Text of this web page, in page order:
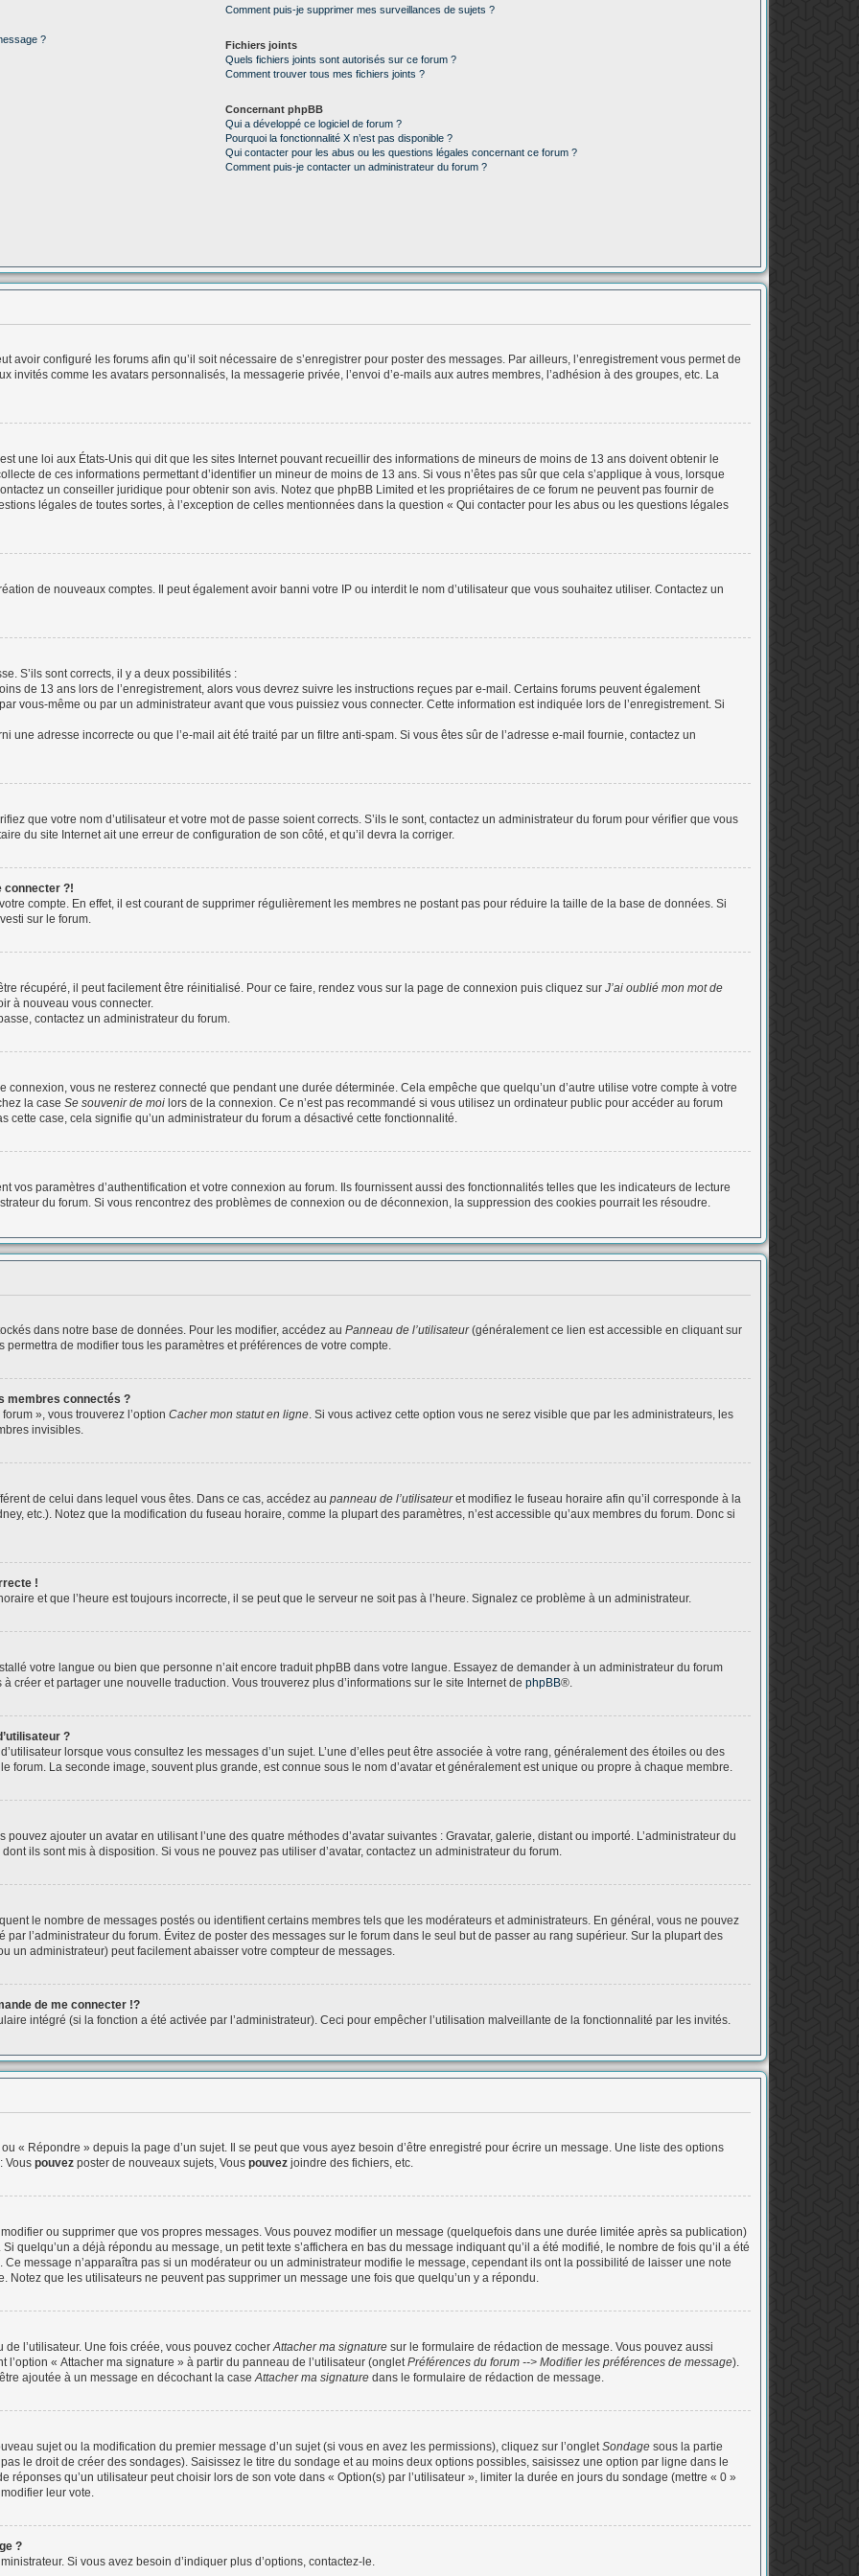
?
Comment puis-je supprimer mes surveillances de sujets ?
Fichiers joints
Quels fichiers joints sont autorisés sur ce forum ?
Comment trouver tous mes fichiers joints ?
Concernant phpBB
Qui a développé ce logiciel de forum ?
Pourquoi la fonctionnalité X n’est pas disponible ?
Qui contacter pour les abus ou les questions légales concernant ce forum ?
Comment puis-je contacter un administrateur du forum ?
avoir configuré les forums afin qu’il soit nécessaire de s’enregistrer pour poster des messages. Par ailleurs, l’enregistrement vous permet de
comme les avatars personnalisés, la messagerie privée, l’envoi d’e-mails aux autres membres, l’adhésion à des groupes, etc. La
une loi aux États-Unis qui dit que les sites Internet pouvant recueillir des informations de mineurs de moins de 13 ans doivent obtenir le
de ces informations permettant d’identifier un mineur de moins de 13 ans. Si vous n’êtes pas sûr que cela s’applique à vous, lorsque
un conseiller juridique pour obtenir son avis. Notez que phpBB Limited et les propriétaires de ce forum ne peuvent pas fournir de
légales de toutes sortes, à l’exception de celles mentionnées dans la question « Qui contacter pour les abus ou les questions légales
de nouveaux comptes. Il peut également avoir banni votre IP ou interdit le nom d’utilisateur que vous souhaitez utiliser. Contactez un
S’ils sont corrects, il y a deux possibilités :
de 13 ans lors de l’enregistrement, alors vous devrez suivre les instructions reçues par e-mail. Certains forums peuvent également
vous-même ou par un administrateur avant que vous puissiez vous connecter. Cette information est indiquée lors de l’enregistrement. Si
une adresse incorrecte ou que l’e-mail ait été traité par un filtre anti-spam. Si vous êtes sûr de l’adresse e-mail fournie, contactez un
que votre nom d’utilisateur et votre mot de passe soient corrects. S’ils le sont, contactez un administrateur du forum pour vérifier que vous
du site Internet ait une erreur de configuration de son côté, et qu’il devra la corriger.
connecter ?!
compte. En effet, il est courant de supprimer régulièrement les membres ne postant pas pour réduire la taille de la base de données. Si
sur le forum.
récupéré, il peut facilement être réinitialisé. Pour ce faire, rendez vous sur la page de connexion puis cliquez sur J’ai oublié mon mot de
à nouveau vous connecter.
contactez un administrateur du forum.
connexion, vous ne resterez connecté que pendant une durée déterminée. Cela empêche que quelqu’un d’autre utilise votre compte à votre
la case Se souvenir de moi lors de la connexion. Ce n’est pas recommandé si vous utilisez un ordinateur public pour accéder au forum
cette case, cela signifie qu’un administrateur du forum a désactivé cette fonctionnalité.
vos paramètres d’authentification et votre connexion au forum. Ils fournissent aussi des fonctionnalités telles que les indicateurs de lecture
du forum. Si vous rencontrez des problèmes de connexion ou de déconnexion, la suppression des cookies pourrait les résoudre.
dans notre base de données. Pour les modifier, accédez au Panneau de l’utilisateur(généralement ce lien est accessible en cliquant sur
de modifier tous les paramètres et préférences de votre compte.
membres connectés ?
», vous trouverez l’option Cacher mon statut en ligne. Si vous activez cette option vous ne serez visible que par les administrateurs, les
invisibles.
de celui dans lequel vous êtes. Dans ce cas, accédez au panneau de l’utilisateuret modifiez le fuseau horaire afin qu’il corresponde à la
etc.). Notez que la modification du fuseau horaire, comme la plupart des paramètres, n’est accessible qu’aux membres du forum. Donc si
!
et que l’heure est toujours incorrecte, il se peut que le serveur ne soit pas à l’heure. Signalez ce problème à un administrateur.
votre langue ou bien que personne n’ait encore traduit phpBB dans votre langue. Essayez de demander à un administrateur du forum
créer et partager une nouvelle traduction. Vous trouverez plus d’informations sur le site Internet de phpBB®.
?
lorsque vous consultez les messages d’un sujet. L’une d’elles peut être associée à votre rang, généralement des étoiles ou des
forum. La seconde image, souvent plus grande, est connue sous le nom d’avatar et généralement est unique ou propre à chaque membre.
ajouter un avatar en utilisant l’une des quatre méthodes d’avatar suivantes : Gravatar, galerie, distant ou importé. L’administrateur du
ils sont mis à disposition. Si vous ne pouvez pas utiliser d’avatar, contactez un administrateur du forum.
le nombre de messages postés ou identifient certains membres tels que les modérateurs et administrateurs. En général, vous ne pouvez
par l’administrateur du forum. Évitez de poster des messages sur le forum dans le seul but de passer au rang supérieur. Sur la plupart des
un administrateur) peut facilement abaisser votre compteur de messages.
de me connecter !?
intégré (si la fonction a été activée par l’administrateur). Ceci pour empêcher l’utilisation malveillante de la fonctionnalité par les invités.
« Répondre » depuis la page d’un sujet. Il se peut que vous ayez besoin d’être enregistré pour écrire un message. Une liste des options
Vous pouvez poster de nouveaux sujets, Vous pouvez joindre des fichiers, etc.
ou supprimer que vos propres messages. Vous pouvez modifier un message (quelquefois dans une durée limitée après sa publication)
quelqu’un a déjà répondu au message, un petit texte s’affichera en bas du message indiquant qu’il a été modifié, le nombre de fois qu’il a été
message n’apparaîtra pas si un modérateur ou un administrateur modifie le message, cependant ils ont la possibilité de laisser une note
Notez que les utilisateurs ne peuvent pas supprimer un message une fois que quelqu’un y a répondu.
l’utilisateur. Une fois créée, vous pouvez cocherAttacher ma signature sur le formulaire de rédaction de message. Vous pouvez aussi
« Attacher ma signature » à partir du panneau de l’utilisateur (ongletPréférences du forum --> Modifier les préférences de message).
ajoutée à un message en décochant la caseAttacher ma signature dans le formulaire de rédaction de message.
sujet ou la modification du premier message d’un sujet (si vous en avez les permissions), cliquez sur l’ongletSondage sous la partie
le droit de créer des sondages). Saisissez le titre du sondage et au moins deux options possibles, saisissez une option par ligne dans le
qu’un utilisateur peut choisir lors de son vote dans « Option(s) par l’utilisateur », limiter la durée en jours du sondage (mettre « 0 »
leur vote.
?
Si vous avez besoin d’indiquer plus d’options, contactez-le.